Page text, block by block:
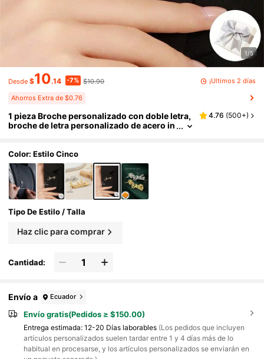
1/5
Desde $10.14 -7% $10.90 ¡Últimos 2 días
Ahorros Extra de $0.76
1 pieza Broche personalizado con doble letra,
broche de letra personalizado de acero in
minimalista para hombre
4.76 (500+)
Color: Estilo Cinco
Tipo De Estilo / Talla
Haz clic para comprar
Cantidad:
Envío a Ecuador
Envío gratis(Pedidos ≥ $150.00)
Entrega estimada: 12-20 Días laborables (Los pedidos que incluyen
artículos personalizados suelen tardar entre 1 y 4 días más de lo
habitual en procesarse, y los artículos personalizados se enviarán en